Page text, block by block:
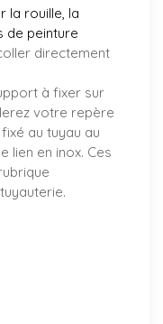
la rouille, la
de peinture
directement
à fixer sur
votre repère
au tuyau au
lien en inox. Ces